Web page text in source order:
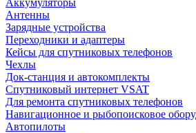
Аккумуляторы
Антенны
Зарядные устройства
Переходники и адаптеры
Кейсы для спутниковых телефонов
Чехлы
Док-станция и автокомплекты
Спутниковый интернет VSAT
Для ремонта спутниковых телефонов
Навигационное и рыбопоисковое
Автопилоты